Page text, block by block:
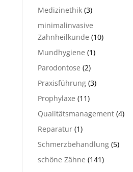
Medizinethik (3)
minimalinvasive
Zahnheilkunde (10)
Mundhygiene (1)
Parodontose (2)
Praxisführung (3)
Prophylaxe (11)
Qualitätsmanagement (4)
Reparatur (1)
Schmerzbehandlung (5)
schöne Zähne (141)